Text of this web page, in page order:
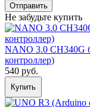
Не забудьте купить
NANO 3.0 CH340G
контроллер)
540 руб.
Купить